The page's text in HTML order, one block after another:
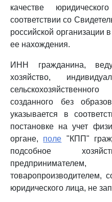
качестве
соответствии со
российской организации
ее нахождения.
ИНН гражданина,
хозяйство,
созданного без
указывается в
постановке на учет
органе, поле "КПП"
подсобное
предпринимателем,
товаропроизводителем,
юридического лица, не